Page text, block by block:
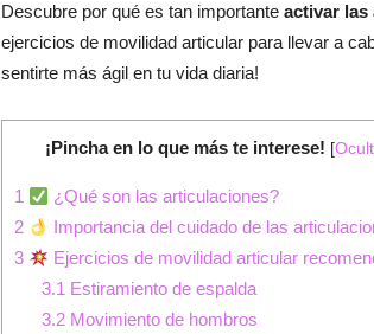
Descubre por qué es tan importante activar las
ejercicios de movilidad articular para llevar a
sentirte más ágil en tu vida diaria!
¡Pincha en lo que más te interese! [
1
¿Qué son las articulaciones?
2
Importancia del cuidado de las
3
Ejercicios de movilidad articular
3.1 Estiramiento de espalda
3.2Movimiento de hombros